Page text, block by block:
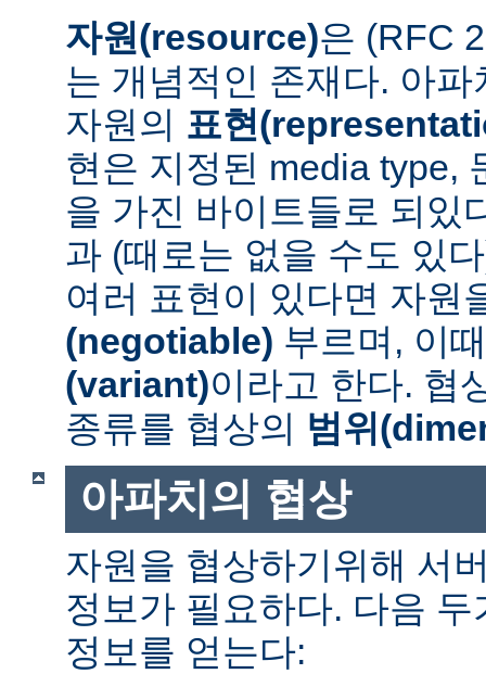
자원(resource)은 (RFC
는 개념적인 존재다. 아
자원의 표현
현은 지정된 media type,
을 가진 바이트들로 되있
과 (때로는 없을 수도 있
여러 표현이 있다면 자원
(negotiable) 부르며, 이
(variant)이라고 한다. 협
종류를 협상의 범위
아파치의 협상
자원을 협상하기위해 서
정보가 필요하다. 다음
정보를 얻는다: